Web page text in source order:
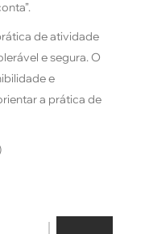
de atividade
e segura. O
e
a prática de